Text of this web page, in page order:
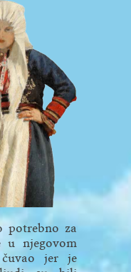
potrebno za
u njegovom
jer je